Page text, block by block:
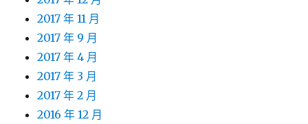
2017 年 11 月
2017 年 9 月
2017 年 4 月
2017 年 3 月
2017 年 2 月
2016 年 12 月